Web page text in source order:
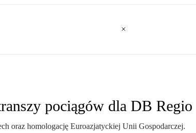
pociągów dla DB Regio
oraz homologację Euroazjatyckiej Unii Gospodarczej.